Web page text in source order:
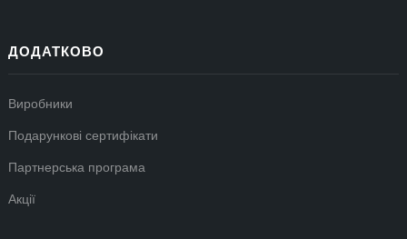
ДОДАТКОВО
Виробники
Подарункові сертифікати
Партнерська програма
Акції